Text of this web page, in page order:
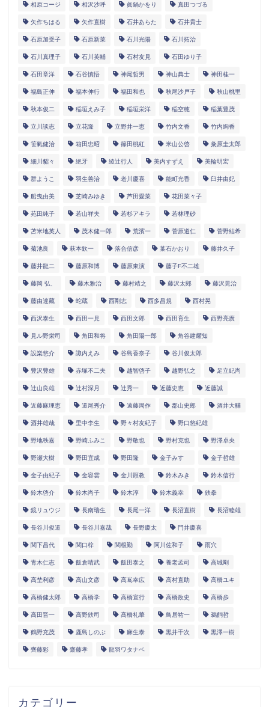
相原コージ 相沢沙呼 眞鍋かをり 真田つづる
矢作ちはる 矢作直樹 石井あらた 石井貴士
石原加受子 石原新菜 石川光陽 石川拓治
石川真理子 石川英輔 石村友見 石田ゆり子
石田章洋 石谷慎悟 神尾哲男 神山典士 神田桂一
福島正伸 福本伸行 福田和也 秋尾沙戸子 秋山桃里
秋本俊二 稲垣えみ子 稲垣栄洋 稲空穂 稲葉豊茂
立川談志 立花隆 立野井一恵 竹内文香 竹内絢香
笹氣健治 箱田忠昭 篠田桃紅 米山公啓 粂原圭太郎
細川貂々 絶牙 綾辻行人 美内すずえ 美輪明宏
群ようこ 羽生善治 老川慶喜 能町光香 臼井由妃
船曳由美 芝崎みゆき 芦田愛菜 花田菜々子
苑田純子 若山祥夫 若杉アキラ 若林理砂
苫米地英人 茂木健一郎 荒濱一 菅原道仁 菅野結希
菊池良 萩本欽一 落合信彦 葉石かおり 藤井久子
藤井龍二 藤原和博 藤原東演 藤子F不二雄
藤岡 弘、 藤木雅治 藤村靖之 藤沢太郎 藤沢晃治
藤由達藏 蛇蔵 西剛志 西多昌規 西村晃
西沢泰生 西田一見 西田文郎 西田育生 西野亮廣
見ル野栄司 角田和将 角田陽一郎 角谷建耀知
設楽悠介 諏内えみ 谷島香奈子 谷川俊太郎
豊沢豊雄 赤塚不二夫 越智啓子 越野弘之 足立紀尚
辻山良雄 辻村深月 辻秀一 近藤史恵 近藤誠
近藤麻理恵 道尾秀介 遠藤周作 郡山史郎 酒井大輔
酒井雄哉 里中李生 野々村友紀子 野口悠紀雄
野地秩嘉 野崎ふみこ 野敬也 野村克也 野澤卓央
野瀬大樹 野田宜成 野田隆 金子みすゞ 金子哲雄
金子由紀子 金容雲 金川顕教 鈴木みき 鈴木信行
鈴木啓介 鈴木尚子 鈴木淳 鈴木義幸 鉄拳
鏡リュウジ 長南瑞生 長尾一洋 長沼直樹 長沼睦雄
長谷川俊道 長谷川嘉哉 長野慶太 門井慶喜
関下昌代 関口梓 関根勤 阿川佐和子 雨穴
青木仁志 飯倉晴武 飯田泰之 養老孟司 高城剛
高埜利彦 高山文彦 高嶌幸広 高村直助 高橋ユキ
高橋健太郎 高橋学 高橋宣行 高橋政史 高橋歩
高田晋一 高野鉄司 髙橋礼華 鳥居祐一 鵜飼哲
鶴野充茂 鹿島しのぶ 麻生泰 黒井千次 黒澤一樹
齊藤彩 齋藤孝 龍羽ワタナベ
カテゴリー